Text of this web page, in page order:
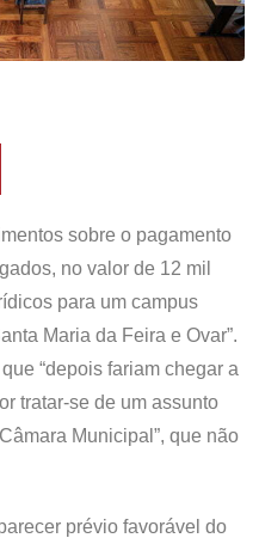
sobre o pagamento
no valor de 12 mil
para um campus
Maria da Feira e Ovar”.
“depois fariam chegar a
tratar-se de um assunto
Municipal”, que não
prévio favorável do